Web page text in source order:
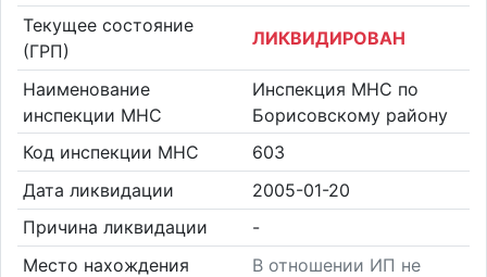
Текущее состояние
(ГРП)
ЛИКВИДИРОВАН
Наименование
инспекции МНС
Инспекция МНС по
Борисовскому району
Код инспекции МНС
603
Дата ликвидации
2005-01-20
Причина ликвидации
-
Место нахождения
В отношении ИП не